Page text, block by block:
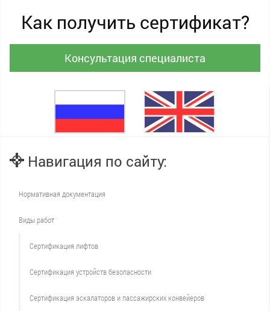
Как получить сертификат?
Консультация специалиста
Навигация по сайту:
Нормативная документация
Виды работ
Сертификация лифтов
Сертификация устройств безопасности
Сертификация эскалаторов и пассажирских конвейеров